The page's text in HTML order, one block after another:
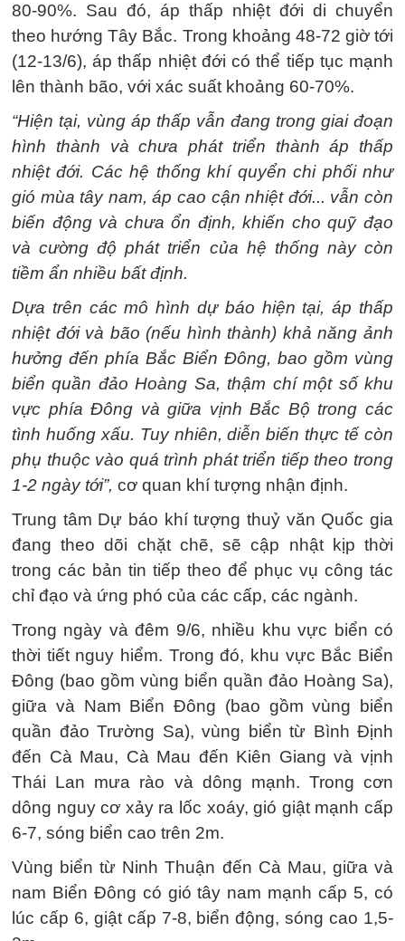
80-90%. Sau đó, áp thấp nhiệt đới di chuyển
theo hướng Tây Bắc. Trong khoảng 48-72 giờ tới
(12-13/6), áp thấp nhiệt đới có thể tiếp tục mạnh
lên thành bão, với xác suất khoảng 60-70%.
“Hiện tại, vùng áp thấp vẫn đang trong giai đoạn
hình thành và chưa phát triển thành áp thấp
nhiệt đới. Các hệ thống khí quyển chi phối như
gió mùa tây nam, áp cao cận nhiệt đới... vẫn còn
biến động và chưa ổn định, khiến cho quỹ đạo
và cường độ phát triển của hệ thống này còn
tiềm ẩn nhiều bất định.
Dựa trên các mô hình dự báo hiện tại, áp thấp
nhiệt đới và bão (nếu hình thành) khả năng ảnh
hưởng đến phía Bắc Biển Đông, bao gồm vùng
biển quần đảo Hoàng Sa, thậm chí một số khu
vực phía Đông và giữa vịnh Bắc Bộ trong các
tình huống xấu. Tuy nhiên, diễn biến thực tế còn
phụ thuộc vào quá trình phát triển tiếp theo trong
1-2 ngày tới”, cơ quan khí tượng nhận định.
Trung tâm Dự báo khí tượng thuỷ văn Quốc gia
đang theo dõi chặt chẽ, sẽ cập nhật kịp thời
trong các bản tin tiếp theo để phục vụ công tác
chỉ đạo và ứng phó của các cấp, các ngành.
Trong ngày và đêm 9/6, nhiều khu vực biển có
thời tiết nguy hiểm. Trong đó, khu vực Bắc Biển
Đông (bao gồm vùng biển quần đảo Hoàng Sa),
giữa và Nam Biển Đông (bao gồm vùng biển
quần đảo Trường Sa), vùng biển từ Bình Định
đến Cà Mau, Cà Mau đến Kiên Giang và vịnh
Thái Lan mưa rào và dông mạnh. Trong cơn
dông nguy cơ xảy ra lốc xoáy, gió giật mạnh cấp
6-7, sóng biển cao trên 2m.
Vùng biển từ Ninh Thuận đến Cà Mau, giữa và
nam Biển Đông có gió tây nam mạnh cấp 5, có
lúc cấp 6, giật cấp 7-8, biển động, sóng cao 1,5-